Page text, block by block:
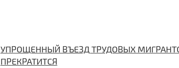
УПРОЩЕННЫЙ ВЪЕЗД ТРУДОВЫХ
ПРЕКРАТИТСЯ